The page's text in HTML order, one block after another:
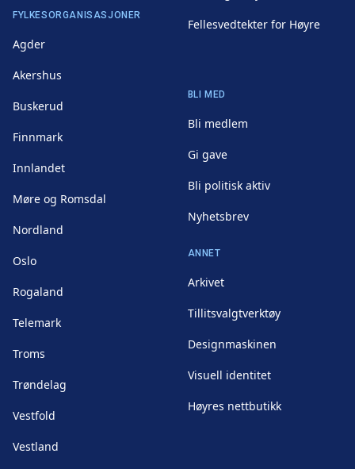
Fellesvedtekter for Høyre
FYLKESORGANISASJONER
Agder
Akershus
Buskerud
Finnmark
Innlandet
Møre og Romsdal
Nordland
Oslo
Rogaland
Telemark
Troms
Trøndelag
Vestfold
Vestland
BLI MED
Bli medlem
Gi gave
Bli politisk aktiv
Nyhetsbrev
ANNET
Arkivet
Tillitsvalgtverktøy
Designmaskinen
Visuell identitet
Høyres nettbutikk